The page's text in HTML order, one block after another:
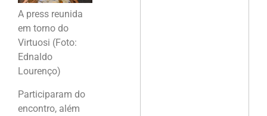
A press reunida
em torno do
Virtuosi (Foto:
Ednaldo
Lourenço)
Participaram do
encontro, além